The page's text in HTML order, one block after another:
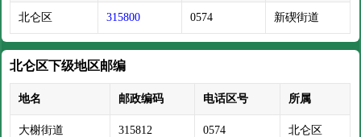
北仑区 315800 0574 新碶街道
北仑区下级地区邮编
地名 邮政编码 电话区号 所属
大榭街道 315812 0574 北仑区